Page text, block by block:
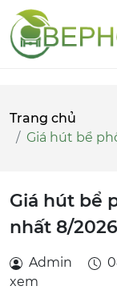
Trang chủ
Giá hút bể
Giá hút bể
nhất 8/2026
Admin
xem